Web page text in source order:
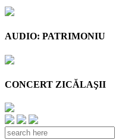
AUDIO: PATRIMONIU
CONCERT ZICĂLAŞII